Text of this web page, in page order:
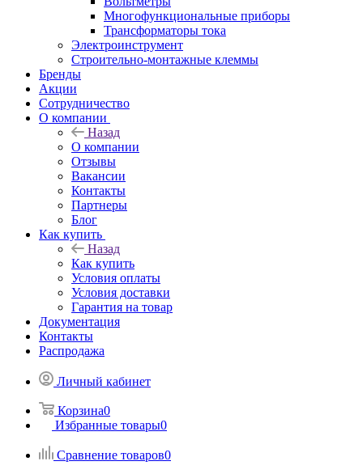
Многофункциональные приборы
Трансформаторы тока
Электроинструмент
Строительно-монтажные клеммы
Бренды
Акции
Сотрудничество
О компании
Назад
О компании
Отзывы
Вакансии
Контакты
Партнеры
Блог
Как купить
Назад
Как купить
Условия оплаты
Условия доставки
Гарантия на товар
Документация
Контакты
Распродажа
Личный кабинет
Корзина0
Избранные товары0
Сравнение товаров0